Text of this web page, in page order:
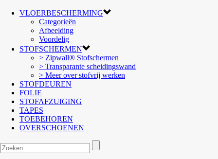
VLOERBESCHERMING
Categorieën
Afbeelding
Voordelig
STOFSCHERMEN
> Zipwall® Stofschermen
> Transparante scheidingswand
> Meer over stofvrij werken
STOFDEUREN
FOLIE
STOFAFZUIGING
TAPES
TOEBEHOREN
OVERSCHOENEN